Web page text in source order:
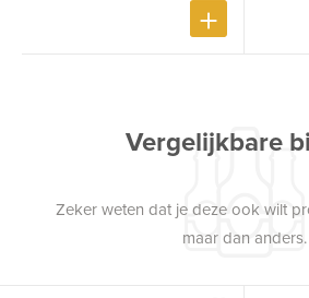
Vergelijkbare
Zeker weten dat je deze ook wilt
maar dan anders.